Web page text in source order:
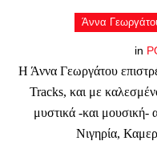
Άννα
in
Η Άννα Γεωργάτου
Tracks, και με
μυστικά -και
Νιγηρία,